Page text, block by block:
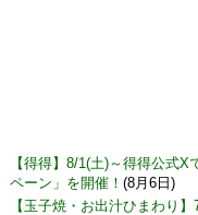
【得得】8/1(土)～得得公式
ペーン」を開催！ (8月6日)
【玉子焼・お出汁ひまわり